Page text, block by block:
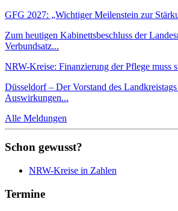
GFG 2027: „Wichtiger Meilenstein zur
Zum heutigen Kabinettsbeschluss der
Verbundsatz...
NRW-Kreise: Finanzierung der Pflege muss
Düsseldorf – Der Vorstand des
Auswirkungen...
Alle Meldungen
Schon gewusst?
NRW-Kreise in Zahlen
Termine